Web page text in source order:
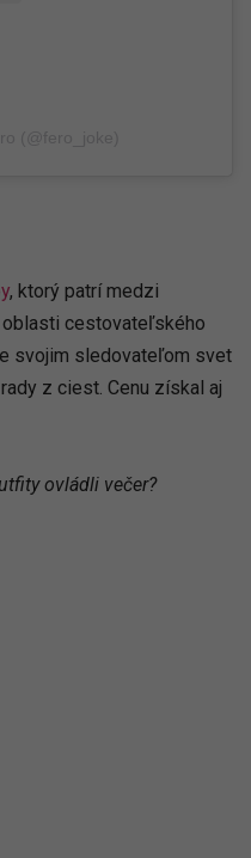
, ktorý patrí medzi
cestovateľského
svojim sledovateľom svet
z ciest. Cenu získal aj
ovládli večer?